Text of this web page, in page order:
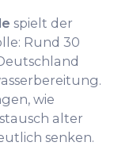
spielt der
Rund 30
wie
alter
senken.